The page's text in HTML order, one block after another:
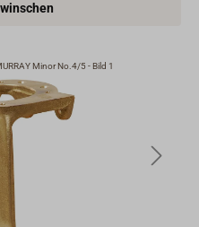
Minor No.4/5 - Bild 1